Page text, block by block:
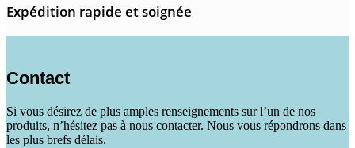
Expédition rapide et soignée
Contact
Si vous désirez de plus amples renseignements sur l’un de nos
produits, n’hésitez pas à nous contacter. Nous vous répondrons dans
les plus brefs délais.